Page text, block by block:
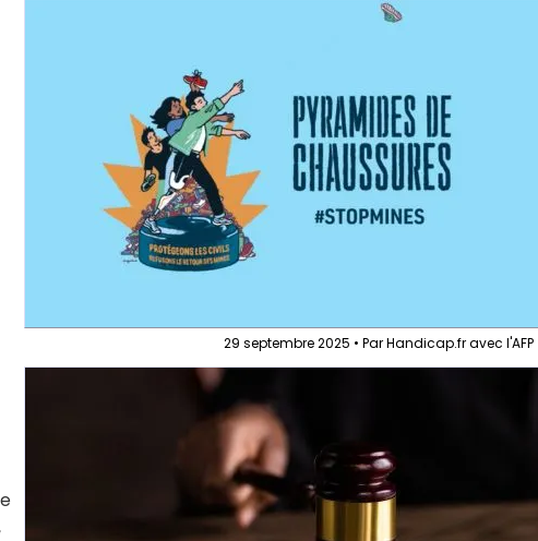
29 septembre 2025 • Par Handicap.fr avec l'AFP